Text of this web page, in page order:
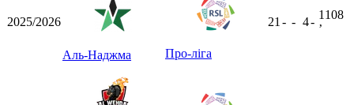
2025/2026
Аль-Наджма Про-ліга
21 - - 4-
1108
ʼ